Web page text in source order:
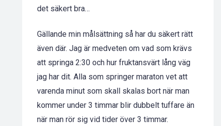
det säkert bra…
Gällande min målsättning så har du säkert rätt
även där. Jag är medveten om vad som krävs
att springa 2:30 och hur fruktansvärt lång väg
jag har dit. Alla som springer maraton vet att
varenda minut som skall skalas bort när man
kommer under 3 timmar blir dubbelt tuffare än
när man rör sig vid tider över 3 timmar.